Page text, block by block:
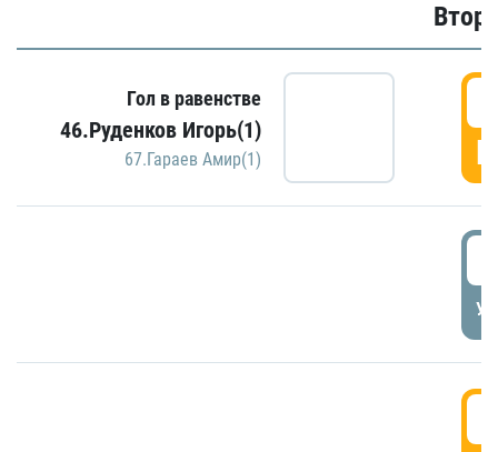
Гол в равенстве
46.Руденков Игорь(1)
67.Гараев Амир(1)